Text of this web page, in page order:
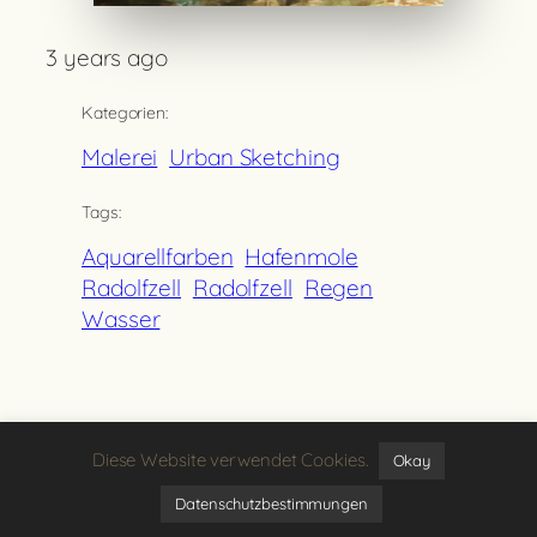
3 years ago
Kategorien:
Malerei Urban Sketching
Tags:
Aquarellfarben Hafenmole
Radolfzell Radolfzell Regen
Wasser
Zurück
Diese Website verwendet Cookies. Okay
Datenschutzbestimmungen